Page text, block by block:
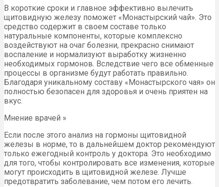
В короткие сроки и главное эффективно вылечить
щитовидную железу поможет «Монастырский чай». Это
средство содержит в своем составе только
натуральные компоненты, которые комплексно
воздействуют на очаг болезни, прекрасно снимают
воспаление и нормализуют выработку жизненно
необходимых гормонов. Вследствие чего все обменные
процессы в организме будут работать правильно.
Благодаря уникальному составу «Монастырского чая» он
полностью безопасен для здоровья и очень приятен на
вкус.
Мнение врачей »
Если после этого анализ на гормоны щитовидной
железы в норме, то в дальнейшем доктор рекомендуют
только ежегодный контроль у доктора. Это необходимо
для того, чтобы контролировать все изменения, которые
могут происходить в щитовидной железе. Лучше
предотвратить заболевание, чем потом его лечить.